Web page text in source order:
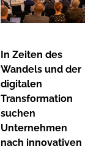
In Zeiten des
Wandels und der
digitalen
Transformation
suchen
Unternehmen
nach innovativen